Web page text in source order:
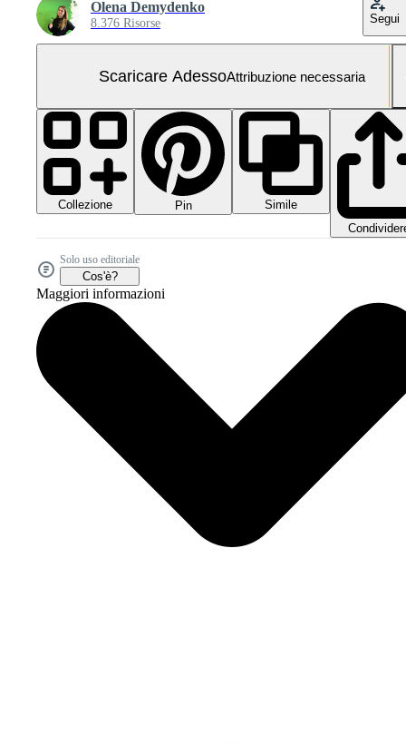
Olena Demydenko
8.376 Risorse Segui
Scaricare AdessoAttribuzione necessaria
Collezione Pin
Simile
Solo uso editoriale
Cos'è?
Maggiori informazioni